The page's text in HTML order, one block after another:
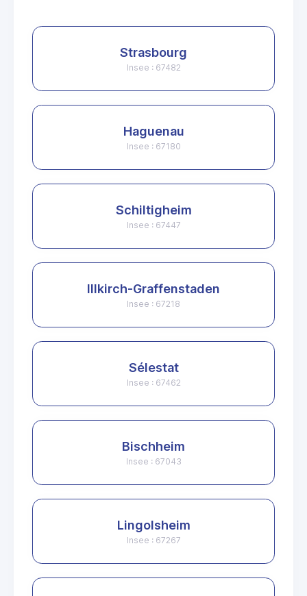
Strasbourg
Insee : 67482
Haguenau
Insee : 67180
Schiltigheim
Insee : 67447
Illkirch-Graffenstaden
Insee : 67218
Sélestat
Insee : 67462
Bischheim
Insee : 67043
Lingolsheim
Insee : 67267